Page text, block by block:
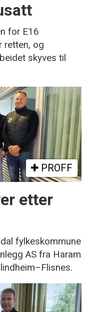
for E16
retten, og
skyves til
PROFF
etter
fylkeskommune
AS fra Haram